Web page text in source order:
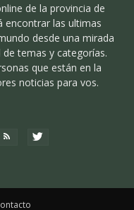
de la provincia de
encontrar las ultimas
desde una mirada
temas y categorías.
que están en la
noticias para vos.